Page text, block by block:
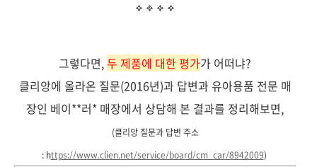
그렇다면,두 제품에 대한 평가가 어떠냐?
클리앙에 올라온 질문(2016년)과 답변과 유아용품 전문 매
장인 베이**러* 매장에서 상담해 본 결과를 정리해보면,
(클리앙 질문과 답변 주소
: https://www.clien.net/service/board/cm_car/8942009)